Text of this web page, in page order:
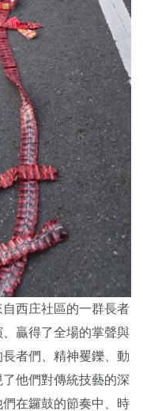
西庄社區的一群長者
贏得了全場的掌聲與
者們、精神矍鑠、動
他們對傳統技藝的深
在鑼鼓的節奏中、時